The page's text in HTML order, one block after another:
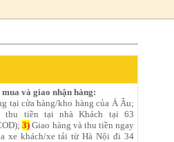
và giao nhận hàng:
tại cửa hàng/kho hàng của Á Âu;
thu tiền tại nhà Khách tại 63
3) Giao hàng và thu tiền ngay
xe khách/xe tải từ Hà Nội đi 34